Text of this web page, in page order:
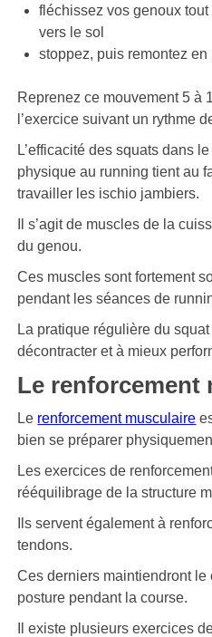
fléchissez vos genoux
vers le sol
stoppez, puis remontez
Reprenez ce mouvement 5 à
l’exercice suivant un rythme
L’efficacité des squats dans
physique au running tient au
travailler les ischio jambiers.
Il s’agit de muscles de la
du genou.
Ces muscles sont fortement
pendant les séances de
La pratique régulière du
décontracter et à mieux
Le renforcement
Le renforcement musculaire
bien se préparer
Les exercices de
rééquilibrage de la structure
Ils servent également à
tendons.
Ces derniers maintiendront
posture pendant la course.
Il existe plusieurs exercices